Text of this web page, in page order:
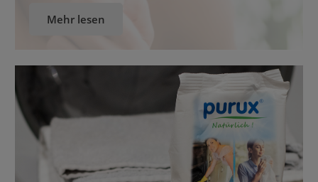
einfach du deinen eigenen Rasierschaum und ein
einfach, so wirkungsvoll! Kennst du das auch? […]
Mehr lesen